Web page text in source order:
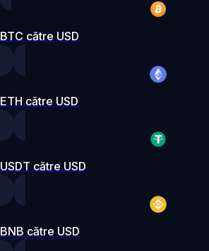
BTC către USD
ETH către USD
USDT către USD
BNB către USD